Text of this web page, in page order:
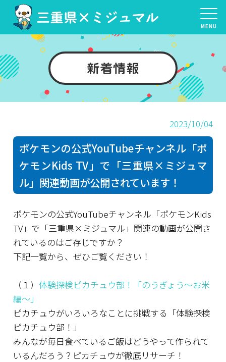
三重県×ミジュマル
MENU
新着情報
ポケモンの公式YouTubeチャンネル「ポ
ケモンKids TV」で「三重県×ミジュマ
ル」関連動画が公開されています！
2023/10/04
ポケモンの公式YouTubeチャンネル「ポケモンKids
TV」で「三重県×ミジュマル」関連の動画が公開さ
れているのはご存じですか？
下記一覧から、ぜひご覧ください！
（１） 体験探検ピカチュウ部！「のうぎょう～お米
編～」
ピカチュウがいろいろなことに挑戦する「体験探検
ピカチュウ部！」
みんなが毎日食べているご飯はどうやって作られて
いるんだろう？ピカチュウが徹底リサーチ！